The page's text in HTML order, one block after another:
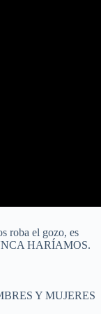
roba el gozo, es
HARÍAMOS.
Y MUJERES